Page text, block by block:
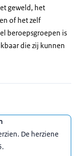
geweld, het
of het zelf
beroepsgroepen is
die zij kunnen
De herziene